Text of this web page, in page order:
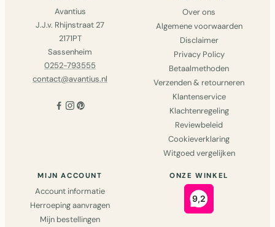
Avantius
J.J.v. Rhijnstraat 27
2171PT
Sassenheim
0252-793555
contact@avantius.nl
Over ons
Algemene voorwaarden
Disclaimer
Privacy Policy
Betaalmethoden
Verzenden & retourneren
Klantenservice
Klachtenregeling
Reviewbeleid
Cookieverklaring
Witgoed vergelijken
MIJN ACCOUNT
Account informatie
Herroeping aanvragen
Mijn bestellingen
ONZE WINKEL